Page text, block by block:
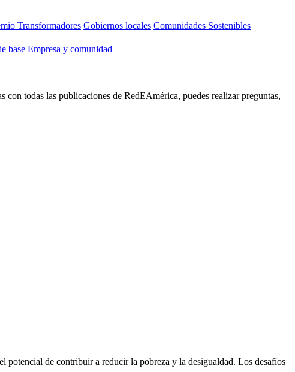
Transformadores Gobiernos locales Comunidades Sostenibles
base Empresa y comunidad
con todas las publicaciones de RedEAmérica, puedes realizar preguntas,
potencial de contribuir a reducir la pobreza y la desigualdad. Los desafíos